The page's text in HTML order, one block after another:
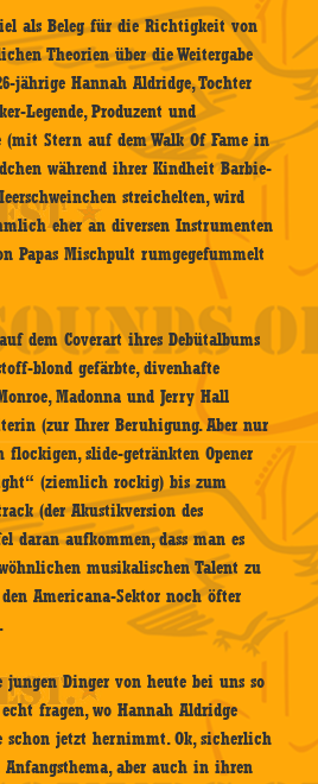
als Beleg für die Richtigkeit von
Theorien über die Weitergabe
jährige Hannah Aldridge, Tochter
Legende, Produzent und
(mit Stern auf dem Walk Of Fame in
während ihrer Kindheit Barbie-
streichelten, wird
eher an diversen Instrumenten
Papas Mischpult rumgegefummelt
dem Coverart ihres Debütalbums
blond gefärbte, divenhafte
Madonna und Jerry Hall
(zur Ihrer Beruhigung. Aber nur
slide-getränkten Opener
(ziemlich rockig) bis zum
(der Akustikversion des
daran aufkommen, dass man es
musikalischen Talent zu
Americana-Sektor noch öfter
jungen Dinger von heute bei uns so
fragen, wo Hannah Aldridge
schon jetzt hernimmt. Ok, sicherlich
aber auch in ihren